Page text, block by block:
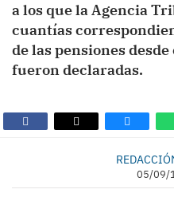
a los que la Agencia
cuantías
de las pensiones
fueron declaradas.
05/09/